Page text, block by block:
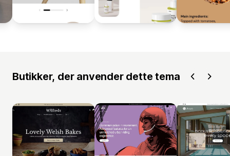
Butikker, der anvender dette tema